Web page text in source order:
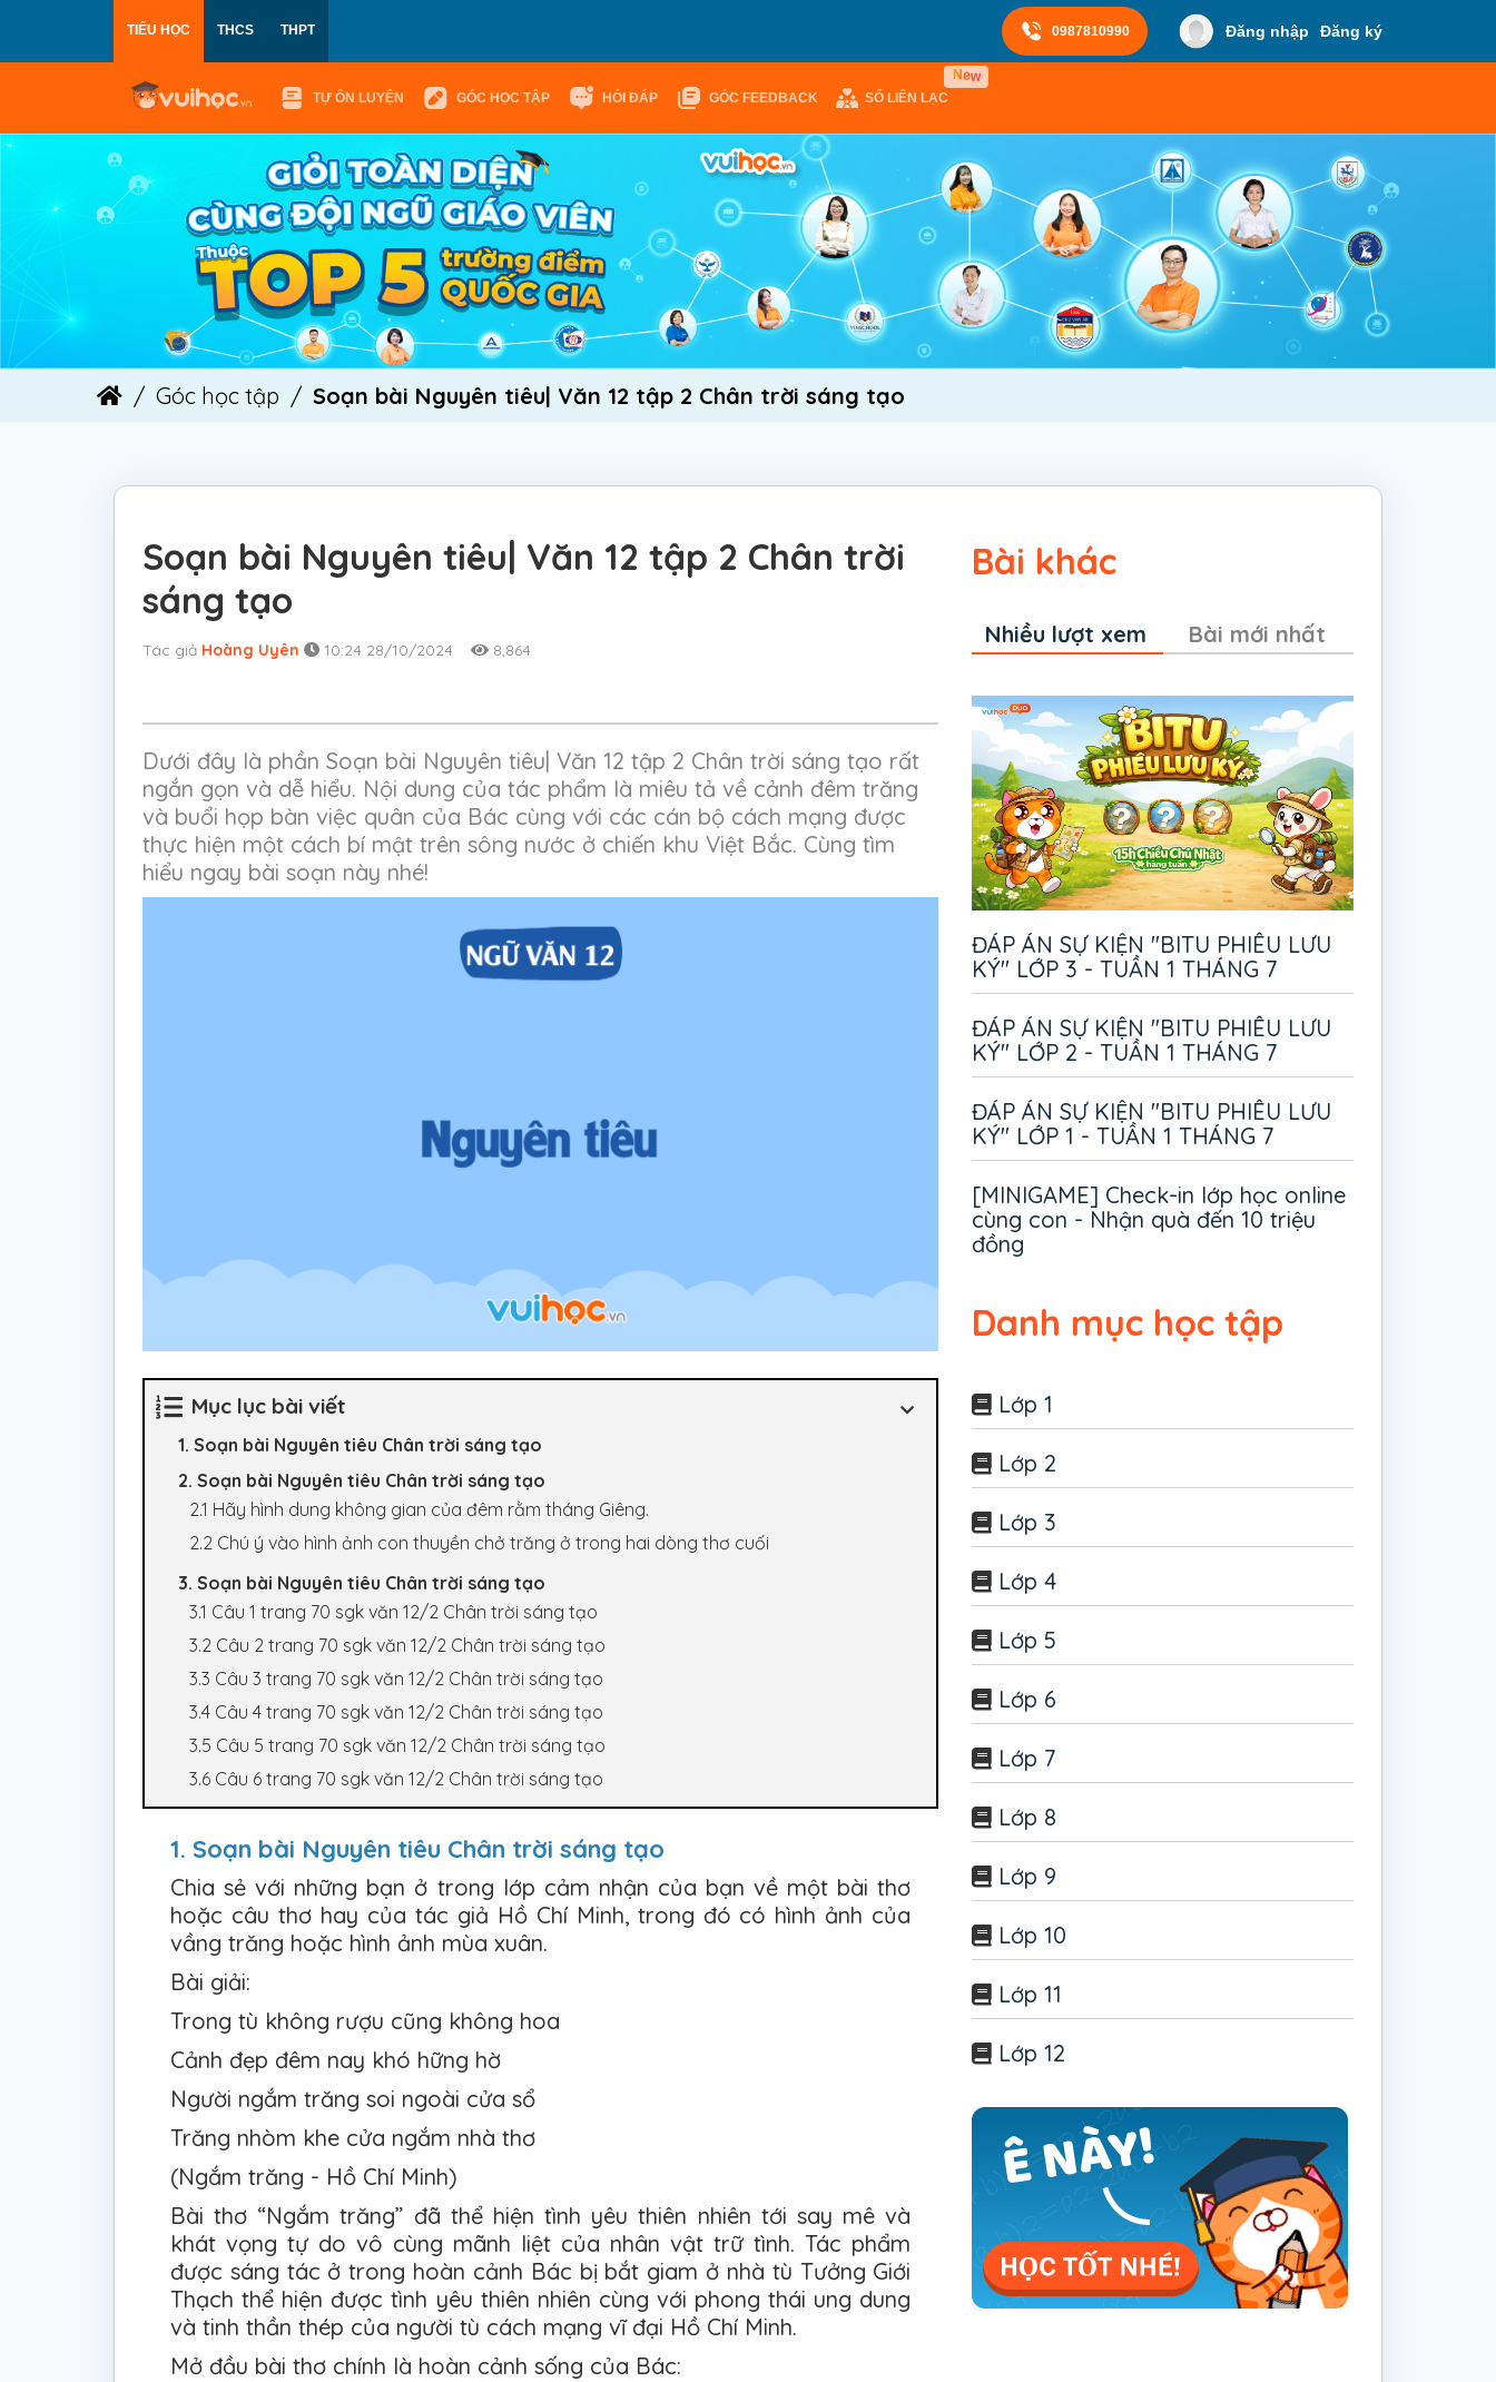
TIỂU HỌC THCS THPT 0987810990 Đăng nhập Đăng ký
TỰ ÔN LUYỆN GÓC HỌC TẬP HỎI ĐÁP GÓC FEEDBACK SỔ LIÊN LẠC
New
Góc học tập Soạn bài Nguyên tiêu| Văn 12 tập 2 Chân trời sáng tạo
Soạn bài Nguyên tiêu| Văn 12 tập 2 Chân trời
sáng tạo
Tác giả Hoàng Uyên 10:24 28/10/2024 8,864
Dưới đây là phần Soạn bài Nguyên tiêu| Văn 12 tập 2 Chân trời sáng tạo rất
ngắn gọn và dễ hiểu. Nội dung của tác phẩm là miêu tả về cảnh đêm trăng
và buổi họp bàn việc quân của Bác cùng với các cán bộ cách mạng được
thực hiện một cách bí mật trên sông nước ở chiến khu Việt Bắc. Cùng tìm
hiểu ngay bài soạn này nhé!
Mục lục bài viết
1. Soạn bài Nguyên tiêu Chân trời sáng tạo
2. Soạn bài Nguyên tiêu Chân trời sáng tạo
2.1 Hãy hình dung không gian của đêm rằm tháng Giêng.
2.2 Chú ý vào hình ảnh con thuyền chở trăng ở trong hai dòng thơ cuối
3. Soạn bài Nguyên tiêu Chân trời sáng tạo
3.1 Câu 1 trang 70 sgk văn 12/2 Chân trời sáng tạo
3.2 Câu 2 trang 70 sgk văn 12/2 Chân trời sáng tạo
3.3 Câu 3 trang 70 sgk văn 12/2 Chân trời sáng tạo
3.4 Câu 4 trang 70 sgk văn 12/2 Chân trời sáng tạo
3.5 Câu 5 trang 70 sgk văn 12/2 Chân trời sáng tạo
3.6 Câu 6 trang 70 sgk văn 12/2 Chân trời sáng tạo
1. Soạn bài Nguyên tiêu Chân trời sáng tạo
Chia sẻ với những bạn ở trong lớp cảm nhận của bạn về một bài thơ
hoặc câu thơ hay của tác giả Hồ Chí Minh, trong đó có hình ảnh của
vầng trăng hoặc hình ảnh mùa xuân.
Bài giải:
Trong tù không rượu cũng không hoa
Cảnh đẹp đêm nay khó hững hờ
Người ngắm trăng soi ngoài cửa sổ
Trăng nhòm khe cửa ngắm nhà thơ
(Ngắm trăng - Hồ Chí Minh)
Bài thơ “Ngắm trăng” đã thể hiện tình yêu thiên nhiên tới say mê và
khát vọng tự do vô cùng mãnh liệt của nhân vật trữ tình. Tác phẩm
được sáng tác ở trong hoàn cảnh Bác bị bắt giam ở nhà tù Tưởng Giới
Thạch thể hiện được tình yêu thiên nhiên cùng với phong thái ung dung
và tinh thần thép của người tù cách mạng vĩ đại Hồ Chí Minh.
Mở đầu bài thơ chính là hoàn cảnh sống của Bác:
Bài khác
Nhiều lượt xem Bài mới nhất
ĐÁP ÁN SỰ KIỆN "BITU PHIÊU LƯU
KÝ" LỚP 3 - TUẦN 1 THÁNG 7
ĐÁP ÁN SỰ KIỆN "BITU PHIÊU LƯU
KÝ" LỚP 2 - TUẦN 1 THÁNG 7
ĐÁP ÁN SỰ KIỆN "BITU PHIÊU LƯU
KÝ" LỚP 1 - TUẦN 1 THÁNG 7
[MINIGAME] Check-in lớp học online
cùng con - Nhận quà đến 10 triệu
đồng
Danh mục học tập
Lớp 1
Lớp 2
Lớp 3
Lớp 4
Lớp 5
Lớp 6
Lớp 7
Lớp 8
Lớp 9
Lớp 10
Lớp 11
Lớp 12